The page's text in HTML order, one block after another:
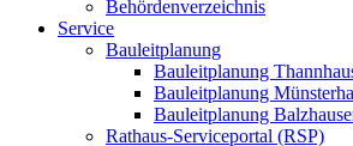
Behördenverzeichnis
Service
Bauleitplanung
Bauleitplanung
Bauleitplanung
Bauleitplanung
Rathaus-Serviceportal (RSP)